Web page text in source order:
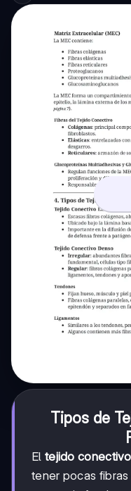
Tipos de
El tejido
tener pocas